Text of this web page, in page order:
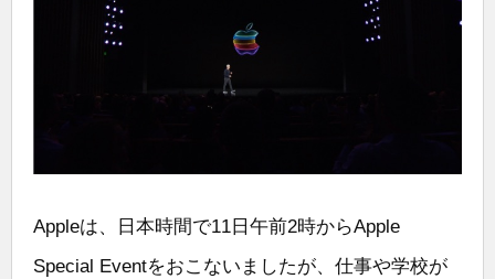
Appleは、日本時間で11日午前2時からApple
Special Eventをおこないましたが、仕事や学校が